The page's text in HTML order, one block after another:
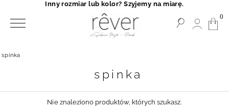
spinka
spinka
Nie znaleziono produktów, których szukasz.
0
Inny rozmiar lub kolor? Szyjemy na miarę.